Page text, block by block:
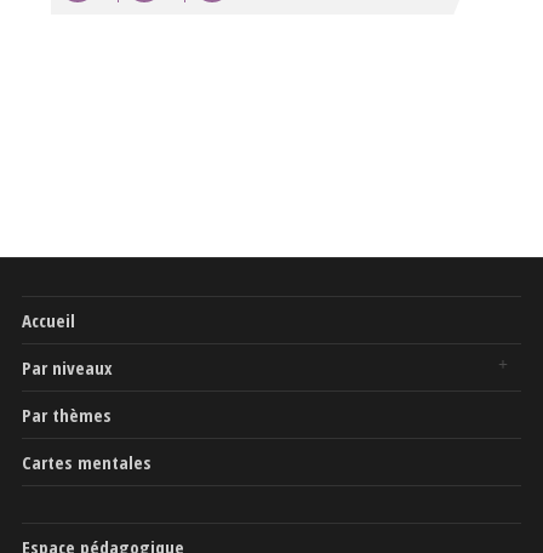
Accueil
Par niveaux
Par thèmes
Cartes mentales
Espace pédagogique